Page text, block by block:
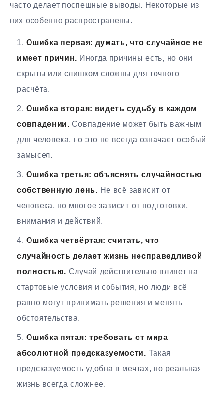
часто делает поспешные выводы. Некоторые из
них особенно распространены.
Ошибка первая: думать, что случайное не
имеет причин. Иногда причины есть, но они
скрыты или слишком сложны для точного
расчёта.
Ошибка вторая: видеть судьбу в каждом
совпадении. Совпадение может быть важным
для человека, но это не всегда означает особый
замысел.
Ошибка третья: объяснять случайностью
собственную лень. Не всё зависит от
человека, но многое зависит от подготовки,
внимания и действий.
Ошибка четвёртая: считать, что
случайность делает жизнь несправедливой
полностью. Случай действительно влияет на
стартовые условия и события, но люди всё
равно могут принимать решения и менять
обстоятельства.
Ошибка пятая: требовать от мира
абсолютной предсказуемости. Такая
предсказуемость удобна в мечтах, но реальная
жизнь всегда сложнее.